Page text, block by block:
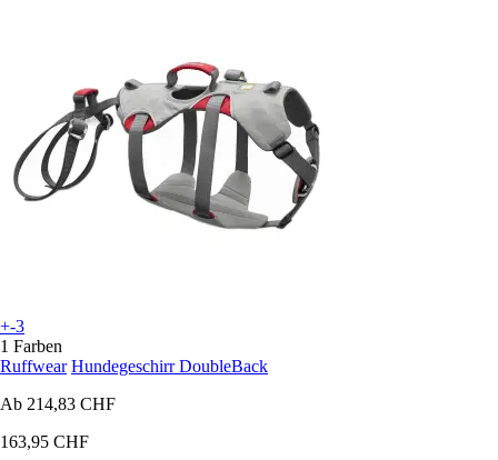
+-3
1 Farben
Ruffwear Hundegeschirr DoubleBack
Ab 214,83 CHF
163,95 CHF